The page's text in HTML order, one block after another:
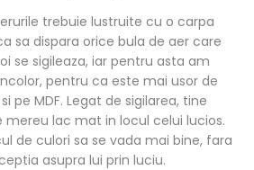
trebuie lustruite cu o carpa
sa dispara orice bula de aer care
se sigileaza, iar pentru asta am
pentru ca este mai usor de
pe MDF. Legat de sigilarea, tine
lac mat in locul celui lucios.
de culori sa se vada mai bine, fara
asupra lui prin luciu.